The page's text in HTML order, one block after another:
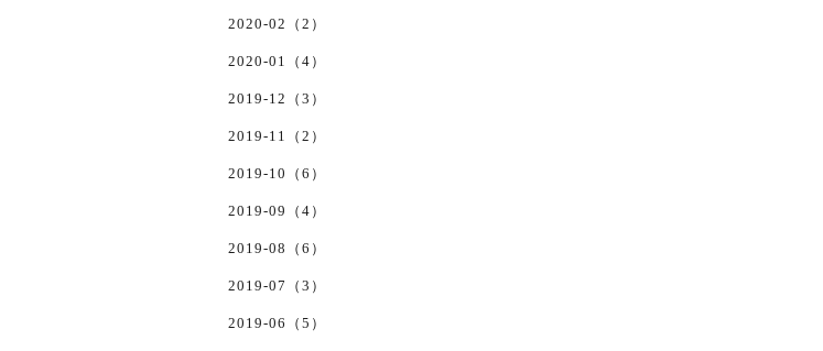
2020-02（2）
2020-01（4）
2019-12（3）
2019-11（2）
2019-10（6）
2019-09（4）
2019-08（6）
2019-07（3）
2019-06（5）